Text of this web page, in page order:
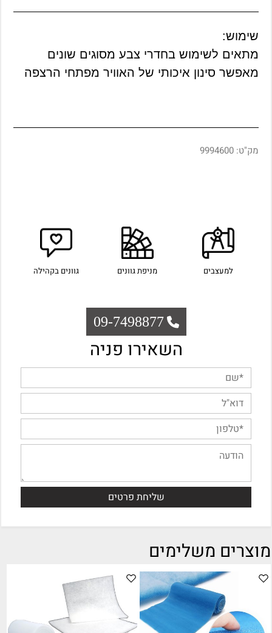
שימוש:
מתאים לשימוש בחדרי צבע מסוגים שונים
מאפשר סינון איכותי של האוויר מפתחי הרצפה
מק"ט: 9994600
למעצבים מניפת גוונים גוונים בקהילה
09-7498877
השאירו פניה
מוצרים משלימים